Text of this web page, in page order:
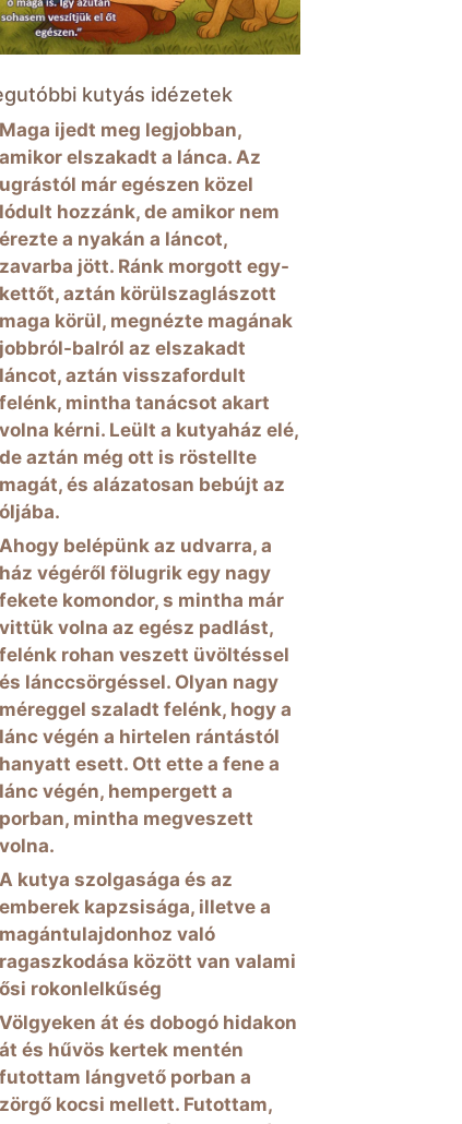
kutyás idézetek
Maga ijedt meg legjobban,
amikor elszakadt a lánca. Az
ugrástól már egészen közel
lódult hozzánk, de amikor nem
érezte a nyakán a láncot,
zavarba jött. Ránk morgott egy-
kettőt, aztán körülszaglászott
maga körül, megnézte magának
jobbról-balról az elszakadt
láncot, aztán visszafordult
felénk, mintha tanácsot akart
volna kérni. Leült a kutyaház elé,
de aztán még ott is röstellte
magát, és alázatosan bebújt az
óljába.
Ahogy belépünk az udvarra, a
ház végéről fölugrik egy nagy
fekete komondor, s mintha már
vittük volna az egész padlást,
felénk rohan veszett üvöltéssel
és lánccsörgéssel. Olyan nagy
méreggel szaladt felénk, hogy a
lánc végén a hirtelen rántástól
hanyatt esett. Ott ette a fene a
lánc végén, hempergett a
porban, mintha megveszett
volna.
A kutya szolgasága és az
emberek kapzsisága, illetve a
magántulajdonhoz való
ragaszkodása között van valami
ősi rokonlelkűség
Völgyeken át és dobogó hidakon
át és hűvös kertek mentén
futottam lángvető porban a
zörgő kocsi mellett. Futottam,